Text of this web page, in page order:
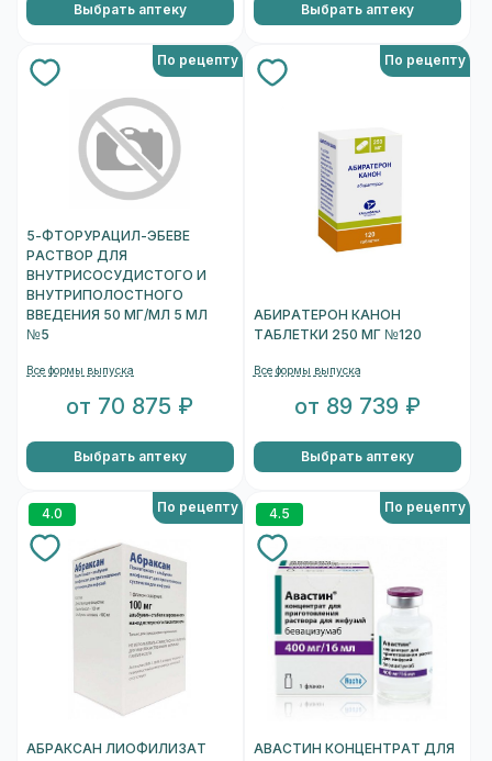
Выбрать аптеку Выбрать аптеку
По рецепту
5-ФТОРУРАЦИЛ-ЭБЕВЕ
РАСТВОР ДЛЯ
ВНУТРИСОСУДИСТОГО И
ВНУТРИПОЛОСТНОГО
ВВЕДЕНИЯ 50 МГ/МЛ 5 МЛ
№5
Все формы выпуска
от 70 875 ₽
Выбрать аптеку
По рецепту
АБИРАТЕРОН КАНОН
ТАБЛЕТКИ 250 МГ №120
Все формы выпуска
от 89 739 ₽
Выбрать аптеку
4.0 По рецепту
АБРАКСАН ЛИОФИЛИЗАТ
4.5 По рецепту
АВАСТИН КОНЦЕНТРАТ ДЛЯ